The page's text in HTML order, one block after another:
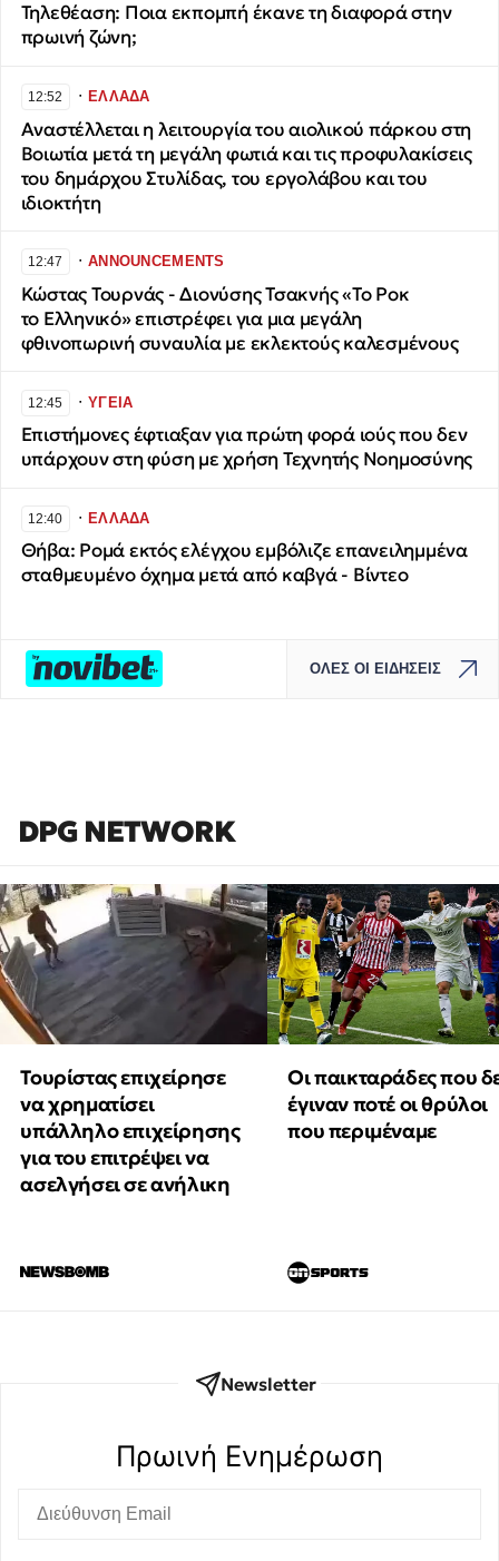
Τηλεθέαση: Ποια εκπομπή έκανε τη διαφορά στην
πρωινή ζώνη;
12:52 ∙ΕΛΛΑΔΑ
Αναστέλλεται η λειτουργία του αιολικού πάρκου στη
Βοιωτία μετά τη μεγάλη φωτιά και τις προφυλακίσεις
του δημάρχου Στυλίδας, του εργολάβου και του
ιδιοκτήτη
12:47 ∙ANNOUNCEMENTS
Κώστας Τουρνάς - Διονύσης Τσακνής «Το Ροκ
το Ελληνικό» επιστρέφει για μια μεγάλη
φθινοπωρινή συναυλία με εκλεκτούς καλεσμένους
12:45 ∙ΥΓΕΙΑ
Επιστήμονες έφτιαξαν για πρώτη φορά ιούς που δεν
υπάρχουν στη φύση με χρήση Τεχνητής Νοημοσύνης
12:40 ∙ΕΛΛΑΔΑ
Θήβα: Ρομά εκτός ελέγχου εμβόλιζε επανειλημμένα
σταθμευμένο όχημα μετά από καβγά - Βίντεο
ΟΛΕΣ ΟΙ ΕΙΔΗΣΕΙΣ
DPG NETWORK
Τουρίστας επιχείρησε
να χρηματίσει
υπάλληλο επιχείρησης
για του επιτρέψει να
ασελγήσει σε ανήλικη
Οι παικταράδες που
έγιναν ποτέ οι θρύλοι
που περιμέναμε
Newsletter
Πρωινή Eνημέρωση